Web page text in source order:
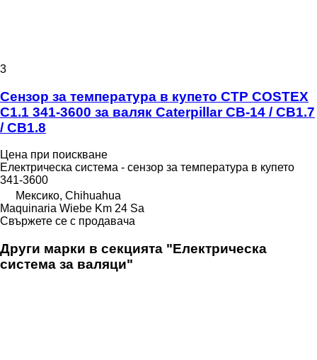
3
Сензор за температура в купето CTP COSTEX
C1.1 341-3600 за валяк Caterpillar CB-14 / CB1.7
/ CB1.8
Цена при поискване
Електрическа система - сензор за температура в купето
341-3600
Мексико, Chihuahua
Maquinaria Wiebe Km 24 Sa
Свържете се с продавача
Други марки в секцията "Електрическа
система за валяци"